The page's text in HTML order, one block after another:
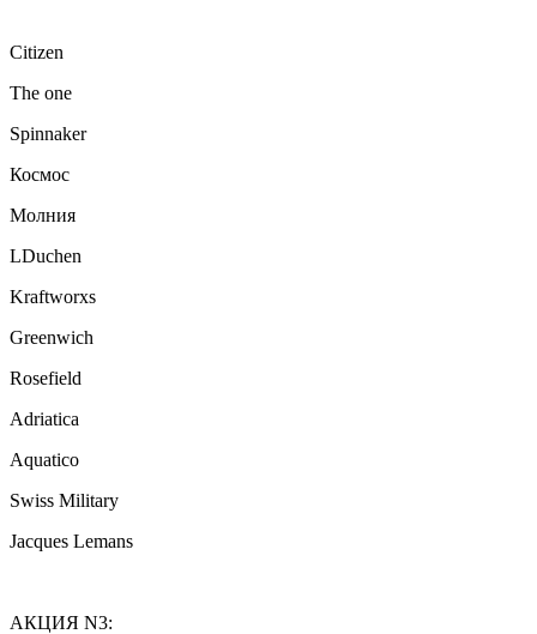
Citizen
The one
Spinnaker
Космос
Молния
LDuchen
Kraftworxs
Greenwich
Rosefield
Adriatica
Aquatico
Swiss Military
Jacques Lemans
АКЦИЯ N3: